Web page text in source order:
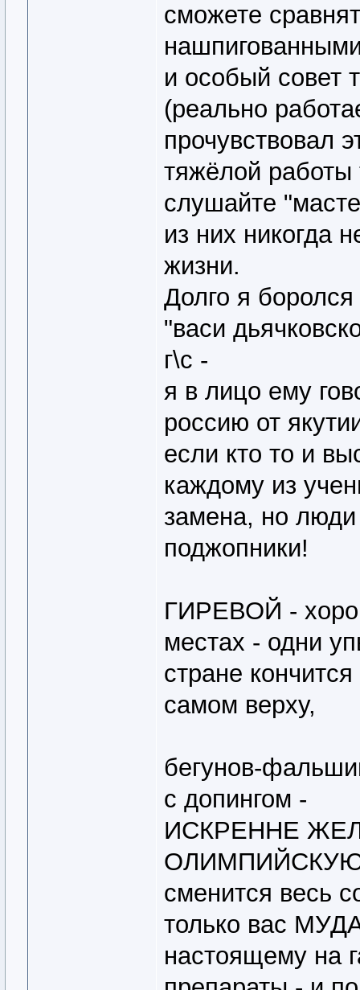
сможете
и особый совет
(реально
прочувствовал
тяжёлой работы
слушайте
из них никогда
жизни.
Долго я
"васи
г\с -
я в лицо ему
россию от
если кто то и
каждому из
замена, но люди
поджопники!
ГИРЕВОЙ -
местах - одни
стране
самом верху,
бегунов-
с допингом -
ИСКРЕННЕ
ОЛИМПИЙСКУЮ
сменится весь
только вас
настоящему на